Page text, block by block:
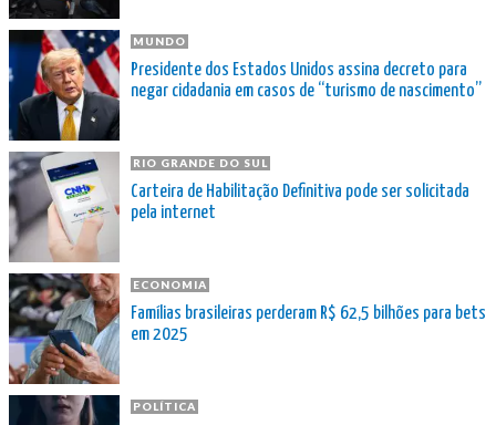
MUNDO
Presidente dos Estados Unidos assina decreto para
negar cidadania em casos de “turismo de nascimento”
RIO GRANDE DO SUL
Carteira de Habilitação Definitiva pode ser solicitada
pela internet
ECONOMIA
Famílias brasileiras perderam R$ 62,5 bilhões para bets
em 2025
POLÍTICA